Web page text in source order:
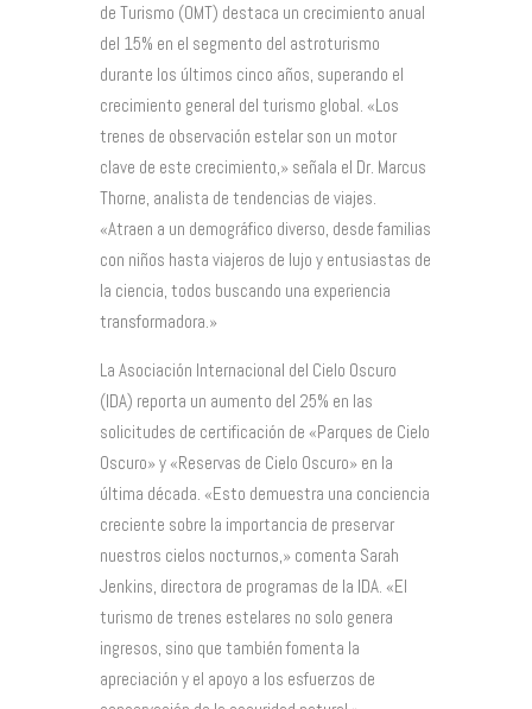
de Turismo (OMT) destaca un crecimiento anual
del 15% en el segmento del astroturismo
durante los últimos cinco años, superando el
crecimiento general del turismo global. «Los
trenes de observación estelar son un motor
clave de este crecimiento,» señala el Dr. Marcus
Thorne, analista de tendencias de viajes.
«Atraen a un demográfico diverso, desde familias
con niños hasta viajeros de lujo y entusiastas de
la ciencia, todos buscando una experiencia
transformadora.»
La Asociación Internacional del Cielo Oscuro
(IDA) reporta un aumento del 25% en las
solicitudes de certificación de «Parques de Cielo
Oscuro» y «Reservas de Cielo Oscuro» en la
última década. «Esto demuestra una conciencia
creciente sobre la importancia de preservar
nuestros cielos nocturnos,» comenta Sarah
Jenkins, directora de programas de la IDA. «El
turismo de trenes estelares no solo genera
ingresos, sino que también fomenta la
apreciación y el apoyo a los esfuerzos de